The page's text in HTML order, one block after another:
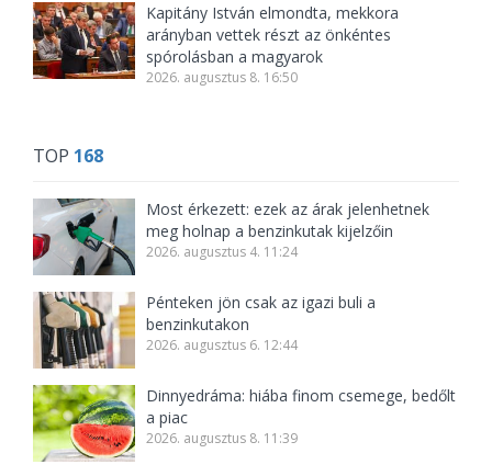
Kapitány István elmondta, mekkora
arányban vettek részt az önkéntes
spórolásban a magyarok
2026. augusztus 8. 16:50
TOP 168
Most érkezett: ezek az árak jelenhetnek
meg holnap a benzinkutak kijelzőin
2026. augusztus 4. 11:24
Pénteken jön csak az igazi buli a
benzinkutakon
2026. augusztus 6. 12:44
Dinnyedráma: hiába finom csemege, bedőlt
a piac
2026. augusztus 8. 11:39